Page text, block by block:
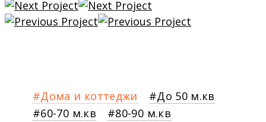
Дома и коттеджи
До 50 м.кв
60-70 м.кв
80-90 м.кв